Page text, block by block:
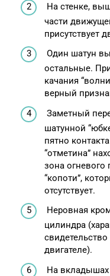
На стенке,
части
присутствует
Один шатун
остальные.
качания
верный
Заметный
шатунной
пятно
“отметина”
зона
“копоти”,
отсутствует.
Неровная
цилиндра
двигателе).
На вкладышах